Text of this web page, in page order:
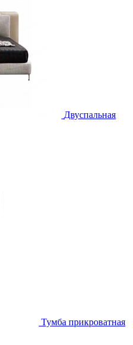
Двуспальная
Тумба прикроватная